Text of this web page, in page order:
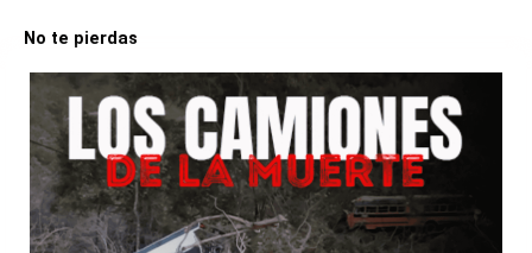
No te pierdas